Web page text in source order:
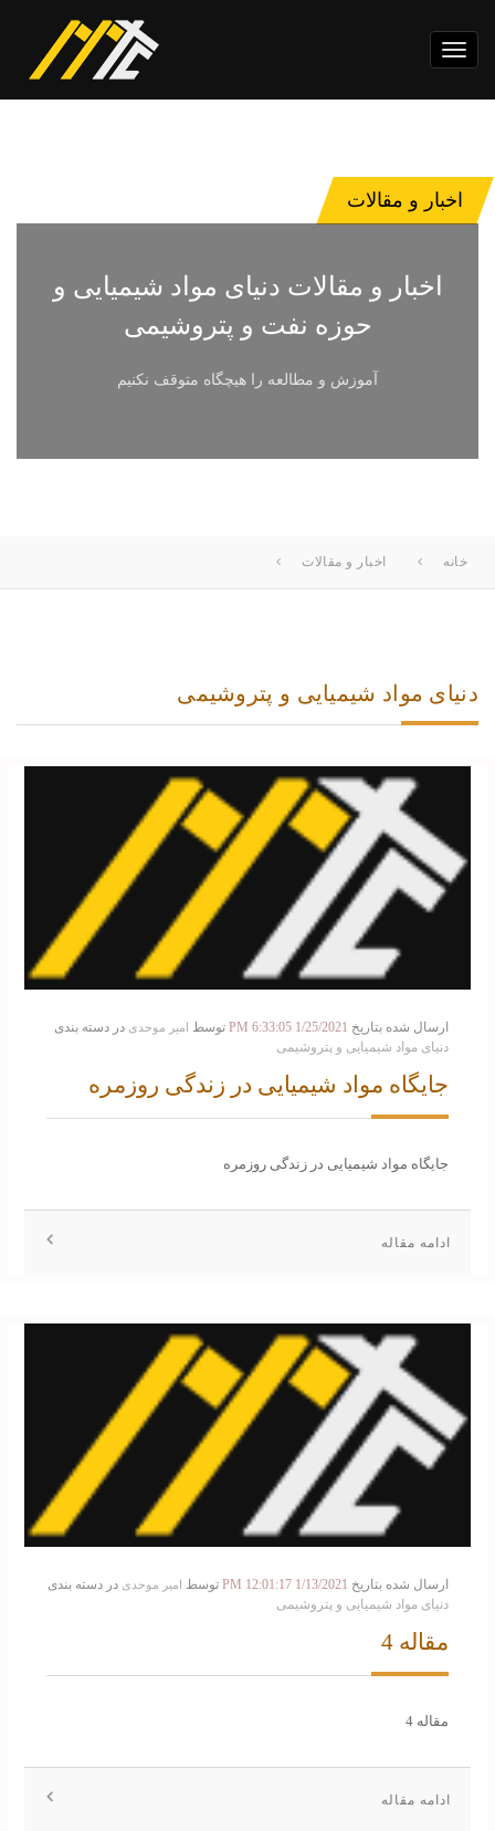
Toggle
navigation
اخبار و مقالات
اخبار و مقالات دنیای مواد شیمیایی و
حوزه نفت و پتروشیمی
آموزش و مطالعه را هیچگاه متوقف نکنیم
خانه اخبار و مقالات
دنیای مواد شیمیایی و پتروشیمی
ارسال شده بتاریخ 1/25/2021 6:33:05 PM توسط امیر موحدی در دسته بندی
دنیای مواد شیمیایی و پتروشیمی
جایگاه مواد شیمیایی در زندگی روزمره
جایگاه مواد شیمیایی در زندگی روزمره
ادامه مقاله
ارسال شده بتاریخ 1/13/2021 12:01:17 PM توسط امیر موحدی در دسته بندی
دنیای مواد شیمیایی و پتروشیمی
مقاله 4
مقاله 4
ادامه مقاله